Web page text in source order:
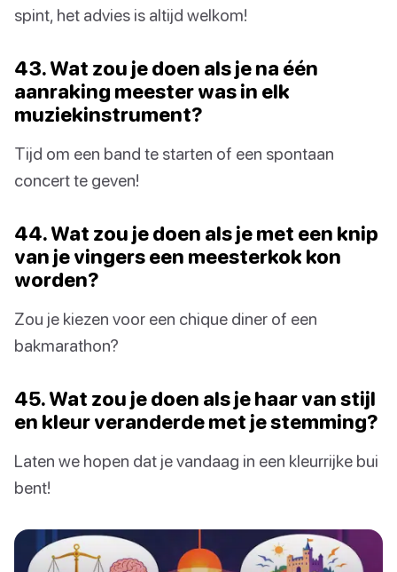
spint, het advies is altijd welkom!
43. Wat zou je doen als je na één
aanraking meester was in elk
muziekinstrument?
Tijd om een band te starten of een spontaan
concert te geven!
44. Wat zou je doen als je met een knip
van je vingers een meesterkok kon
worden?
Zou je kiezen voor een chique diner of een
bakmarathon?
45. Wat zou je doen als je haar van stijl
en kleur veranderde met je stemming?
Laten we hopen dat je vandaag in een kleurrijke bui
bent!